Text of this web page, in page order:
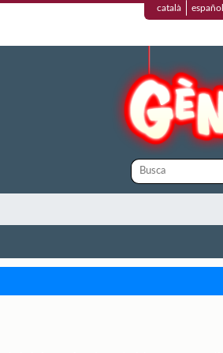
català español